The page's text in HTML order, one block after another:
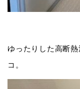
ゆったりした高断
コ。